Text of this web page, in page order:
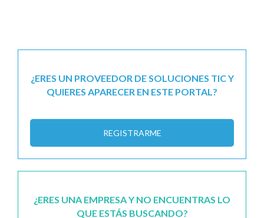
¿ERES UN PROVEEDOR DE SOLUCIONES TIC Y
QUIERES APARECER EN ESTE PORTAL?
REGISTRARME
¿ERES UNA EMPRESA Y NO ENCUENTRAS LO
QUE ESTÁS BUSCANDO?